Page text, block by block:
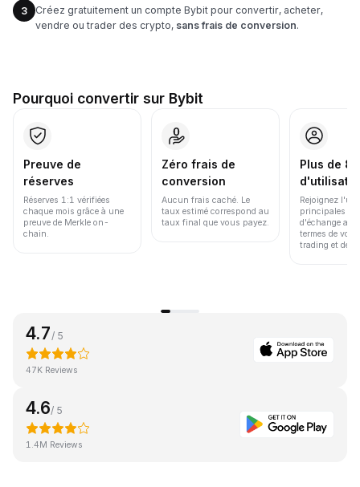
3
Créez gratuitement un compte Bybit pour convertir, acheter,
vendre ou trader des crypto, sans frais de conversion.
Pourquoi convertir sur Bybit
Preuve de
réserves
Réserves 1:1 vérifiées
chaque mois grâce à une
preuve de Merkle on-
chain.
Zéro frais de
conversion
Aucun frais caché. Le
taux estimé correspond au
taux final que vous payez.
Plus de
Rejoignez
principales
d'échange au
termes de
trading et de
4.7 / 5
47K Reviews
4.6/ 5
1.4M Reviews